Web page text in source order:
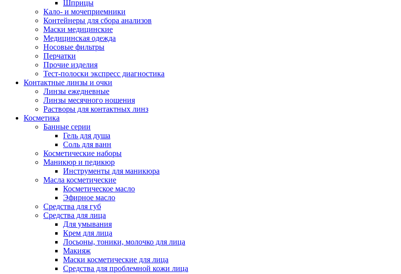
Шприцы
Кало- и мочеприемники
Контейнеры для сбора анализов
Маски медицинские
Медицинская одежда
Носовые фильтры
Перчатки
Прочие изделия
Тест-полоски экспресс диагностика
Контактные линзы и очки
Линзы ежедневные
Линзы месячного ношения
Растворы для контактных линз
Косметика
Банные серии
Гель для душа
Соль для ванн
Косметические наборы
Маникюр и педикюр
Инструменты для маникюра
Масла косметические
Косметическое масло
Эфирное масло
Средства для губ
Средства для лица
Для умывания
Крем для лица
Лосьоны, тоники, молочко для лица
Макияж
Маски косметические для лица
Средства для проблемной кожи лица